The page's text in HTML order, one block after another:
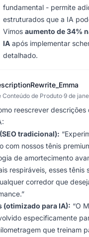
fundamental - permite
estruturados que a IA
Vimos aumento de 34%
IA após implementar
detalhado.
Conteúdo de Produto·9 de
reescrever
tradicional):
com nossos tênis
de amortecimento
respiráveis, esses tênis
corredor que
(otimizado para IA): “O
especificamente
que treinam